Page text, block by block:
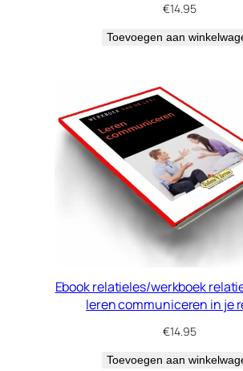
€14.95
Toevoegen aan
Ebook relatieles/werkboek
leren communiceren in je
€14.95
Toevoegen aan